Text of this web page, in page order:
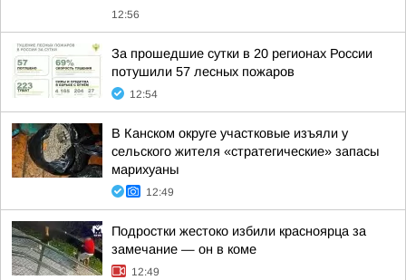
12:56
За прошедшие сутки в 20 регионах России
потушили 57 лесных пожаров
12:54
В Канском округе участковые изъяли у
сельского жителя «стратегические» запасы
марихуаны
12:49
Подростки жестоко избили красноярца за
замечание — он в коме
12:49